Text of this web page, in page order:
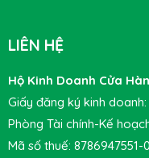
LIÊN HỆ
Hộ Kinh Doanh Cửa
Giấy đăng ký kinh
Phòng Tài chính-Kế
Mã số thuế: